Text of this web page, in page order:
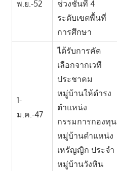
พ.ย.-52
ช่วงชั้นที่ 4
ระดับเขตพื้นที่
การศึกษา
1-
ม.ค.-47
ได้รับการคัด
เลือกจากเวที
ประชาคม
หมู่บ้านให้ดำรง
ตำแหน่ง
กรรมการกองทุน
หมู่บ้านตำแหน่ง
เหรัญญิก ประจำ
หมู่บ้านวังหิน